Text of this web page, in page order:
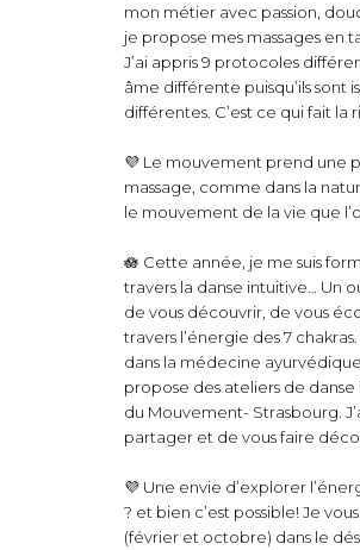
mon métier avec passion,
je propose mes massages en
J’ai appris 9 protocoles
âme différente puisqu’ils sont
différentes. C’est ce qui fait la
💜 Le mouvement prend une
massage, comme dans la
le mouvement de la vie que
🪷 Cette année, je me suis
travers la danse intuitive… Un
de vous découvrir, de vous
travers l’énergie des 7
dans la médecine
propose des ateliers de
du Mouvement- Strasbourg.
partager et de vous faire
💜 Une envie d’explorer
? et bien c’est possible! Je
(février et octobre) dans le